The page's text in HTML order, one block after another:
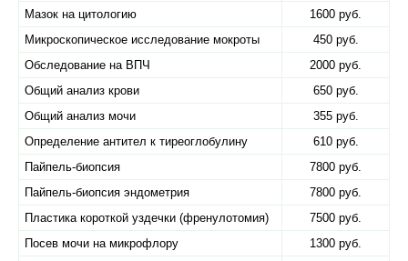
Мазок на цитологию
1600 руб.
Микроскопическое исследование мокроты
450 руб.
Обследование на ВПЧ
2000 руб.
Общий анализ крови
650 руб.
Общий анализ мочи
355 руб.
Определение антител к тиреоглобулину
610 руб.
Пайпель-биопсия
7800 руб.
Пайпель-биопсия эндометрия
7800 руб.
Пластика короткой уздечки (френулотомия)
7500 руб.
Посев мочи на микрофлору
1300 руб.